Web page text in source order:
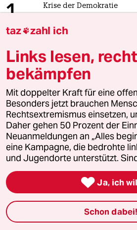
1 Krise der Demokratie
2 Nein zum Zivildienst
Hinterlistiger Schritt
Bundesregierung
3 Bundeszentrale für
Zurück zu den
Wurzeln
4 Unfall von CDU-
Thomas Bareiß
Dröhnung
taz zahl ich
Links lesen,
bekämpfen
Mit doppelter Kraft für eine
Besonders jetzt brauchen
Rechtsextremismus einsetzen,
Daher gehen 50 Prozent der
Neuanmeldungen an „Alles
eine Kampagne, die bedrohte
und Jugendorte unterstützt.
 Ja, ich
Schon dabei!